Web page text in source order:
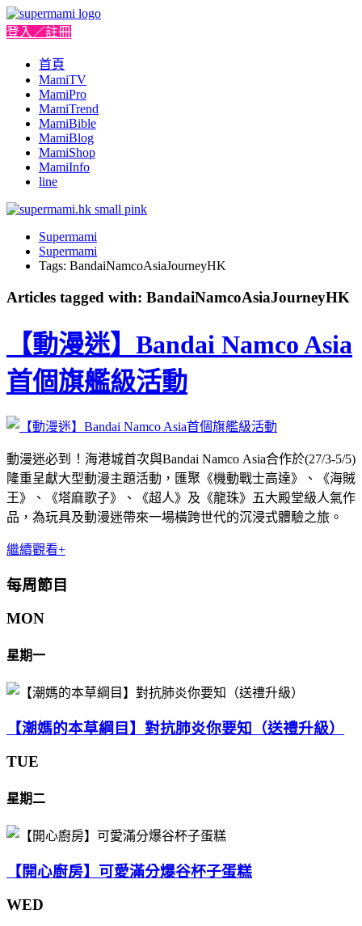
登入／註冊
首頁
MamiTV
MamiPro
MamiTrend
MamiBible
MamiBlog
MamiShop
MamiInfo
line
Supermami
Supermami
Tags: BandaiNamcoAsiaJourneyHK
Articles tagged with: BandaiNamcoAsiaJourneyHK
【動漫迷】Bandai Namco Asia
首個旗艦級活動
動漫迷必到！海港城首次與Bandai Namco Asia合作於(27/3-5/5)
隆重呈獻大型動漫主題活動，匯聚《機動戰士高達》、《海賊
王》、《塔麻歌子》、《超人》及《龍珠》五大殿堂級人氣作
品，為玩具及動漫迷帶來一場橫跨世代的沉浸式體驗之旅。
繼續觀看+
每周節目
MON
星期一
【潮媽的本草綱目】對抗肺炎你要知（送禮升級）
TUE
星期二
【開心廚房】可愛滿分爆谷杯子蛋糕
WED